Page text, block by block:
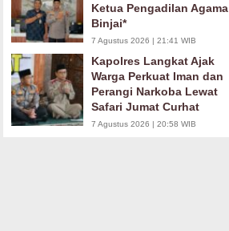
Ketua Pengadilan Agama
Binjai*
7 Agustus 2026 | 21:41 WIB
Kapolres Langkat Ajak
Warga Perkuat Iman dan
Perangi Narkoba Lewat
Safari Jumat Curhat
7 Agustus 2026 | 20:58 WIB